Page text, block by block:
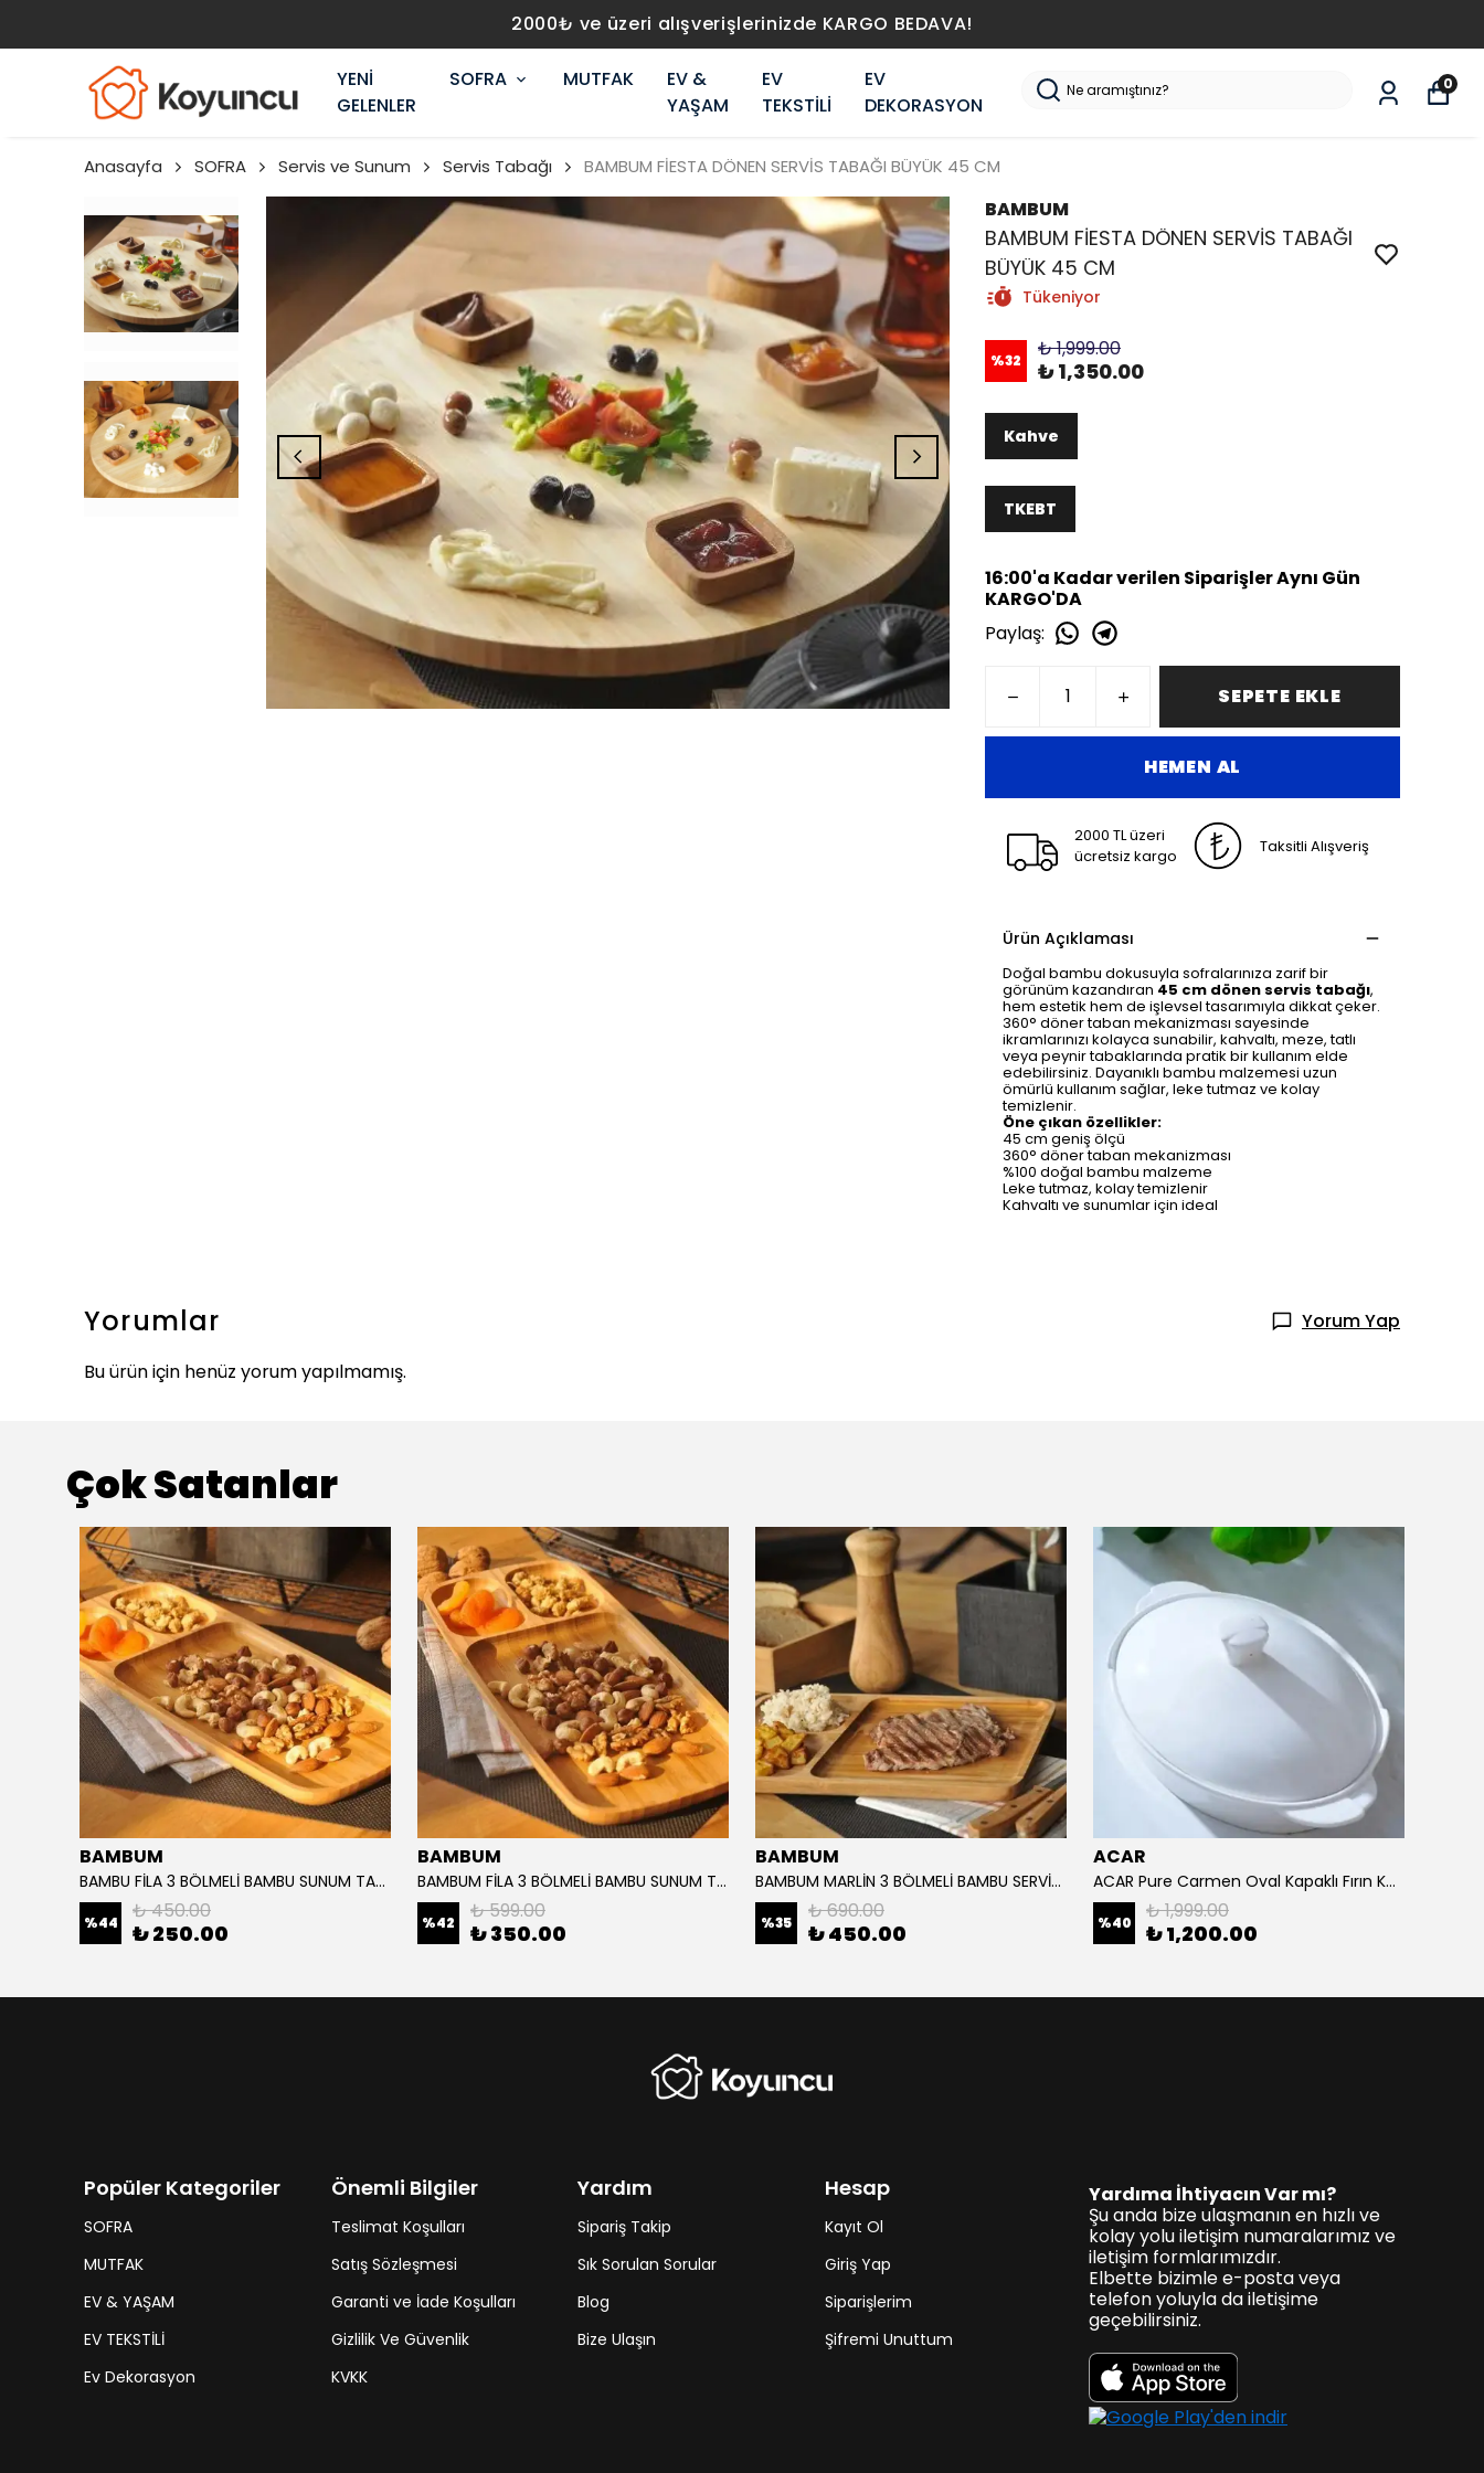
2000₺ ve üzeri alışverişlerinizde KARGO BEDAVA!
YENİ
GELENLER
SOFRA MUTFAK
EV &
YAŞAM
EV
TEKSTİLİ
EV
DEKORASYON
0
Anasayfa SOFRA Servis ve Sunum Servis Tabağı BAMBUM FİESTA DÖNEN SERVİS TABAĞI BÜYÜK 45 CM
BAMBUM
BAMBUM FİESTA DÖNEN SERVİS TABAĞI
BÜYÜK 45 CM
Tükeniyor
%32 ₺ 1,999.00
₺ 1,350.00
Kahve
TKEBT
16:00'a Kadar verilen Siparişler Aynı Gün
KARGO'DA
Paylaş:
SEPETE EKLE
HEMEN AL
2000 TL üzeri
ücretsiz kargo
Taksitli Alışveriş
Ürün Açıklaması
Doğal bambu dokusuyla sofralarınıza zarif bir
görünüm kazandıran 45 cm dönen servis tabağı,
hem estetik hem de işlevsel tasarımıyla dikkat çeker.
360° döner taban mekanizması sayesinde
ikramlarınızı kolayca sunabilir, kahvaltı, meze, tatlı
veya peynir tabaklarında pratik bir kullanım elde
edebilirsiniz. Dayanıklı bambu malzemesi uzun
ömürlü kullanım sağlar, leke tutmaz ve kolay
temizlenir.
Öne çıkan özellikler:
45 cm geniş ölçü
360° döner taban mekanizması
%100 doğal bambu malzeme
Leke tutmaz, kolay temizlenir
Kahvaltı ve sunumlar için ideal
Yorumlar
Yorum Yap
Bu ürün için henüz yorum yapılmamış.
Çok Satanlar
BAMBUM
BAMBU FİLA 3 BÖLMELİ BAMBU SUNUM TABAĞI 14/33 CM
%44 ₺ 450.00
₺ 250.00
BAMBUM
BAMBUM FİLA 3 BÖLMELİ BAMBU SUNUM TABAĞI 16/39 CM
%42 ₺ 599.00
₺ 350.00
BAMBUM
BAMBUM MARLİN 3 BÖLMELİ BAMBU SERVİS TABAĞI 24/32 CM
%35 ₺ 690.00
₺ 450.00
ACAR
ACAR Pure Carmen Oval Kapaklı Fırın Kbı Servis Tenceresi 33/20 Cm
%40 ₺ 1,999.00
₺ 1,200.00
Popüler Kategoriler
SOFRA
MUTFAK
EV & YAŞAM
EV TEKSTİLİ
Ev Dekorasyon
Önemli Bilgiler
Teslimat Koşulları
Satış Sözleşmesi
Garanti ve İade Koşulları
Gizlilik Ve Güvenlik
KVKK
Yardım
Sipariş Takip
Sık Sorulan Sorular
Blog
Bize Ulaşın
Hesap
Kayıt Ol
Giriş Yap
Siparişlerim
Şifremi Unuttum
Yardıma İhtiyacın Var mı?
Şu anda bize ulaşmanın en hızlı ve
kolay yolu iletişim numaralarımız ve
iletişim formlarımızdır.
Elbette bizimle e-posta veya
telefon yoluyla da iletişime
geçebilirsiniz.